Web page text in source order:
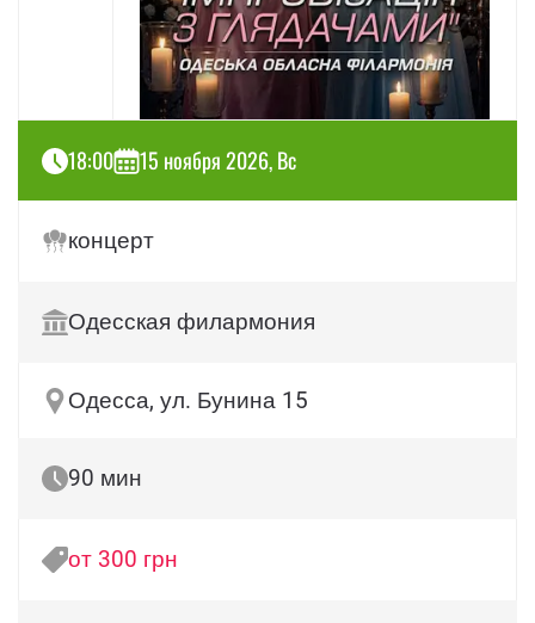
18:00 15 ноября 2026, Вс
концерт
Одесская филармония
Одесса, ул. Бунина 15
90 мин
от 300 грн